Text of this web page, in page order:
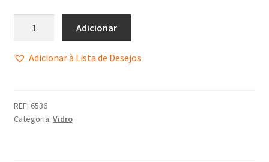
Adicionar
Adicionar à Lista de Desejos
REF: 6536
Categoria: Vidro